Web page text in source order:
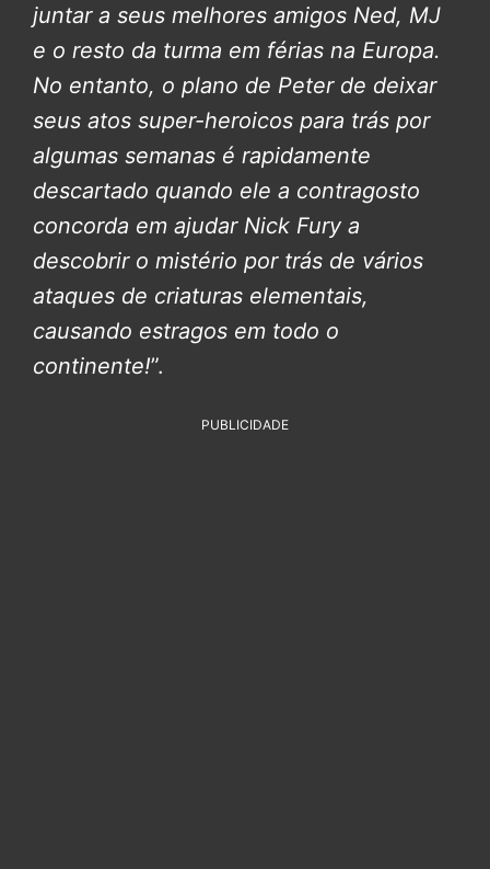
juntar a seus melhores amigos Ned, MJ
e o resto da turma em férias na Europa.
No entanto, o plano de Peter de deixar
seus atos super-heroicos para trás por
algumas semanas é rapidamente
descartado quando ele a contragosto
concorda em ajudar Nick Fury a
descobrir o mistério por trás de vários
ataques de criaturas elementais,
causando estragos em todo o
continente!”.
PUBLICIDADE